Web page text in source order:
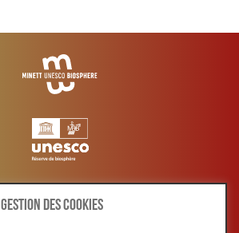
GESTION DES COOKIES